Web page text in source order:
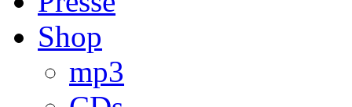
Shop
mp3